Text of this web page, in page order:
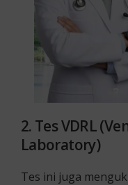
2. Tes VDRL
Laboratory)
Tes ini juga